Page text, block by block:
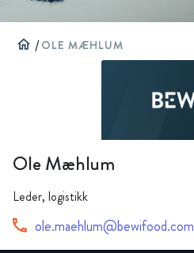
home /OLE MÆHLUM
Ole Mæhlum
Leder, logistikk
ole.maehlum@bewifood.com